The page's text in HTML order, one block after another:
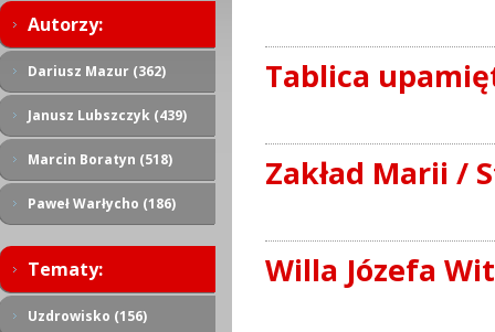
Autorzy:
Dariusz Mazur (362)
Janusz Lubszczyk (439)
Marcin Boratyn (518)
Paweł Warłycho (186)
Tematy:
Uzdrowisko (156)
Tablica
Zakład Marii /
Willa Józefa